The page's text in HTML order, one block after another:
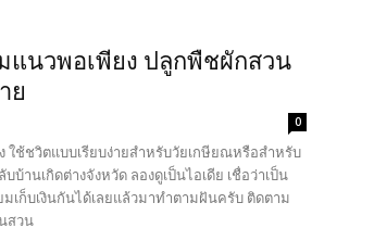
แนวพอเพียง ปลูกพืชผักสวน
ย
0
ใช้ชวิตแบบเรียบง่ายสำหรับวัยเกษียณหรือสำหรับ
านเกิดต่างจังหวัด ลองดูเป็นไอเดีย เชื่อว่าเป็น
เก็บเงินกันได้เลยแล้วมาทำตามฝันครับ ติดตาม
สวน